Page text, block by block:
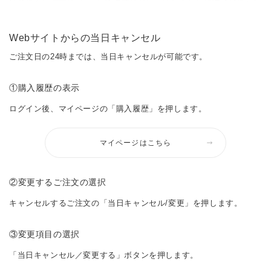
Webサイトからの当日キャンセル
ご注文日の24時までは、当日キャンセルが可能です。
①購入履歴の表示
ログイン後、マイページの「購入履歴」を押します。
マイページはこちら
②変更するご注文の選択
キャンセルするご注文の「当日キャンセル/変更」を押します。
③変更項目の選択
「当日キャンセル／変更する」ボタンを押します。